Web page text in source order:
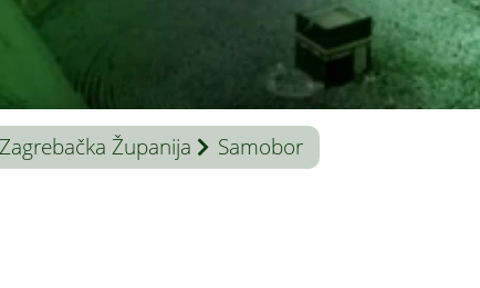
Zagrebačka Županija Samobor